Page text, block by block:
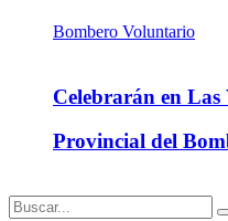
Celebrarán en Las
Provincial del